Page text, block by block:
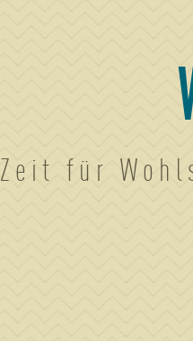
Zeit für